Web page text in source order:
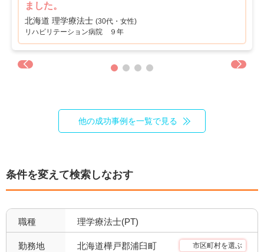
管理職募集 0
ました。
北海道 理学療法士 (30代・女性)
リハビリテーション病院 ９年
他の成功事例を一覧で見る
条件を変えて検索しなおす
職種 理学療法士(PT)
勤務地 北海道樺戸郡浦臼町 市区町村を選ぶ